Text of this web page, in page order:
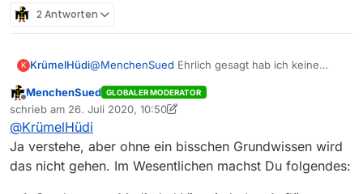
2 Antworten
K KrümelHüdi@MenchenSued Ehrlich gesagt hab ich keine
machen muss…
Offline
MenchenSued GLOBALER MODERATOR
schrieb am 26. Juli 2020, 10:50
zuletzt editiert von MenchenSued
@KrümelHüdi
Ja verstehe, aber ohne ein bisschen Grundwissen wird
das nicht gehen. Im Wesentlichen machst Du folgendes: